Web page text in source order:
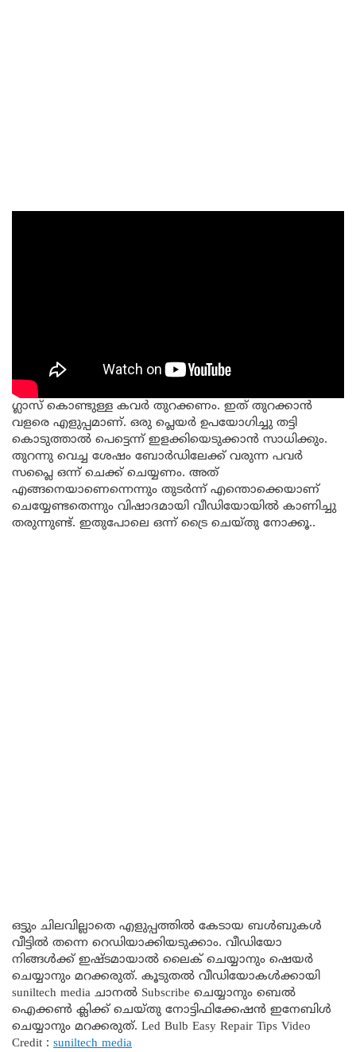
ഗ്ലാസ് കൊണ്ടുള്ള കവർ തുറക്കണം. ഇത് തുറക്കാൻ
വളരെ എളുപ്പമാണ്. ഒരു പ്ലെയർ ഉപയോഗിച്ചു തട്ടി
കൊടുത്താൽ പെട്ടെന്ന് ഇളക്കിയെടുക്കാൻ സാധിക്കും.
തുറന്നു വെച്ച ശേഷം ബോർഡിലേക്ക് വരുന്ന പവർ
സപ്ലൈ ഒന്ന് ചെക്ക് ചെയ്യണം. അത്
എങ്ങനെയാണെന്നെന്നും തുടർന്ന് എന്തൊക്കെയാണ്
ചെയ്യേണ്ടതെന്നും വിഷാദമായി വീഡിയോയിൽ കാണിച്ചു
തരുന്നുണ്ട്. ഇതുപോലെ ഒന്ന് ട്രൈ ചെയ്തു നോക്കൂ..
ഒട്ടും ചിലവില്ലാതെ എളുപ്പത്തിൽ കേടായ ബൾബുകൾ
വീട്ടിൽ തന്നെ റെഡിയാക്കിയടുക്കാം. വീഡിയോ
നിങ്ങൾക്ക് ഇഷ്ടമായാൽ ലൈക്‌ ചെയ്യാനും ഷെയർ
ചെയ്യാനും മറക്കരുത്. കൂടുതല്‍ വീഡിയോകള്‍ക്കായി
suniltech media ചാനല്‍ Subscribe ചെയ്യാനും ബെൽ
ഐക്കൺ ക്ലിക്ക് ചെയ്തു നോട്ടിഫിക്കേഷൻ ഇനേബിൾ
ചെയ്യാനും മറക്കരുത്. Led Bulb Easy Repair Tips Video
Credit : suniltech media